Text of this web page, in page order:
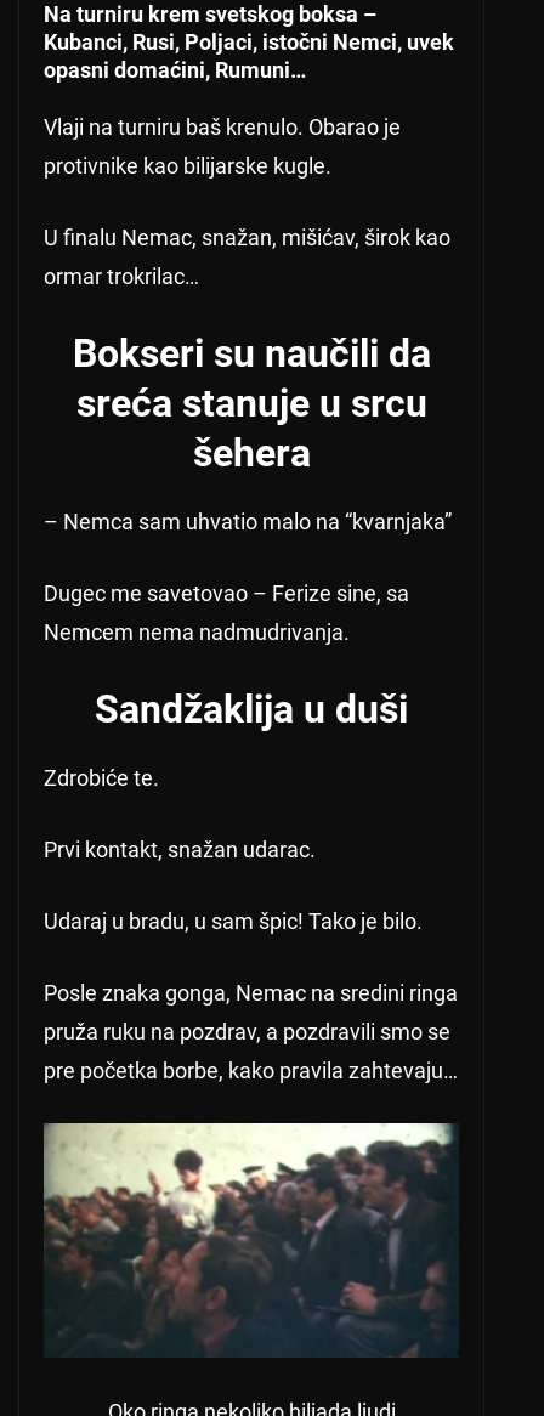
Na turniru krem svetskog boksa –
Kubanci, Rusi, Poljaci, istočni Nemci, uvek
opasni domaćini, Rumuni…
Vlaji na turniru baš krenulo. Obarao je
protivnike kao bilijarske kugle.
U finalu Nemac, snažan, mišićav, širok kao
ormar trokrilac…
Bokseri su naučili da
sreća stanuje u srcu
šehera
– Nemca sam uhvatio malo na “kvarnjaka”
Dugec me savetovao – Ferize sine, sa
Nemcem nema nadmudrivanja.
Sandžaklija u duši
Zdrobiće te.
Prvi kontakt, snažan udarac.
Udaraj u bradu, u sam špic! Tako je bilo.
Posle znaka gonga, Nemac na sredini ringa
pruža ruku na pozdrav, a pozdravili smo se
pre početka borbe, kako pravila zahtevaju…